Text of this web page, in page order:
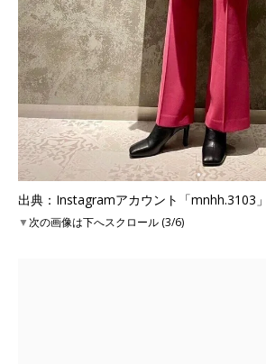
出典：Instagramアカウント「mnhh.3103」
▼次の画像は下へスクロール (3/6)